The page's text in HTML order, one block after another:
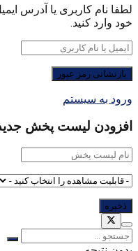
لطفا نام کاربری یا آدرس
خود وارد کنید.
ورود به سیستم
افزودن لیست پخش